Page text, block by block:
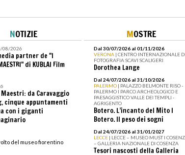
NOTIZIE
08/2026
partner de "I
di KUBLAI Film
da Caravaggio
cinque appuntamenti
con i giganti
del museo fiorentino
MOSTRE
Dal 30/07/2026 al 01/11/2026
VERONA | CENTRO INTERNAZIONALE DI
FOTOGRAFIA SCAVI SCALIGERI
Dorothea Lange
Dal 24/07/2026 al 31/10/2026
PALERMO | PALAZZO BELMONTE RISO -
PALERMO I PARCO ARCHEOLOGICO E
PAESAGGISTICO VALLE DEI TEMPLI -
AGRIGENTO
Botero. L’incanto del Mito I
Botero. Il peso dei sogni
Dal 24/07/2026 al 31/01/2027
LECCE | LECCE – MUSEO MUST I
– GALLERIA NAZIONALE DI COSENZA
Tesori nascosti della Galleria